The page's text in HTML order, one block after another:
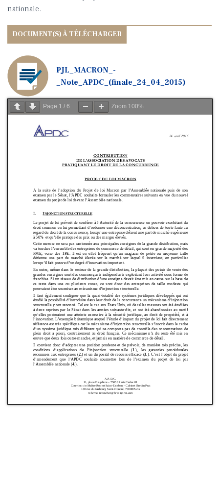
nationale.
PJL_MACRON_-
_Note_APDC_(finale_24_04_2015)
Page 1 / 6 Zoom 100%